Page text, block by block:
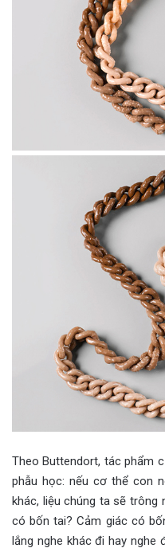
Theo Buttendort, tác phẩm
phẫu học: nếu cơ thể con
khác, liệu chúng ta sẽ trông
có bốn tai? Cảm giác có
lắng nghe khác đi hay nghe